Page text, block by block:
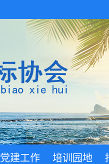
党建工作 培训园地